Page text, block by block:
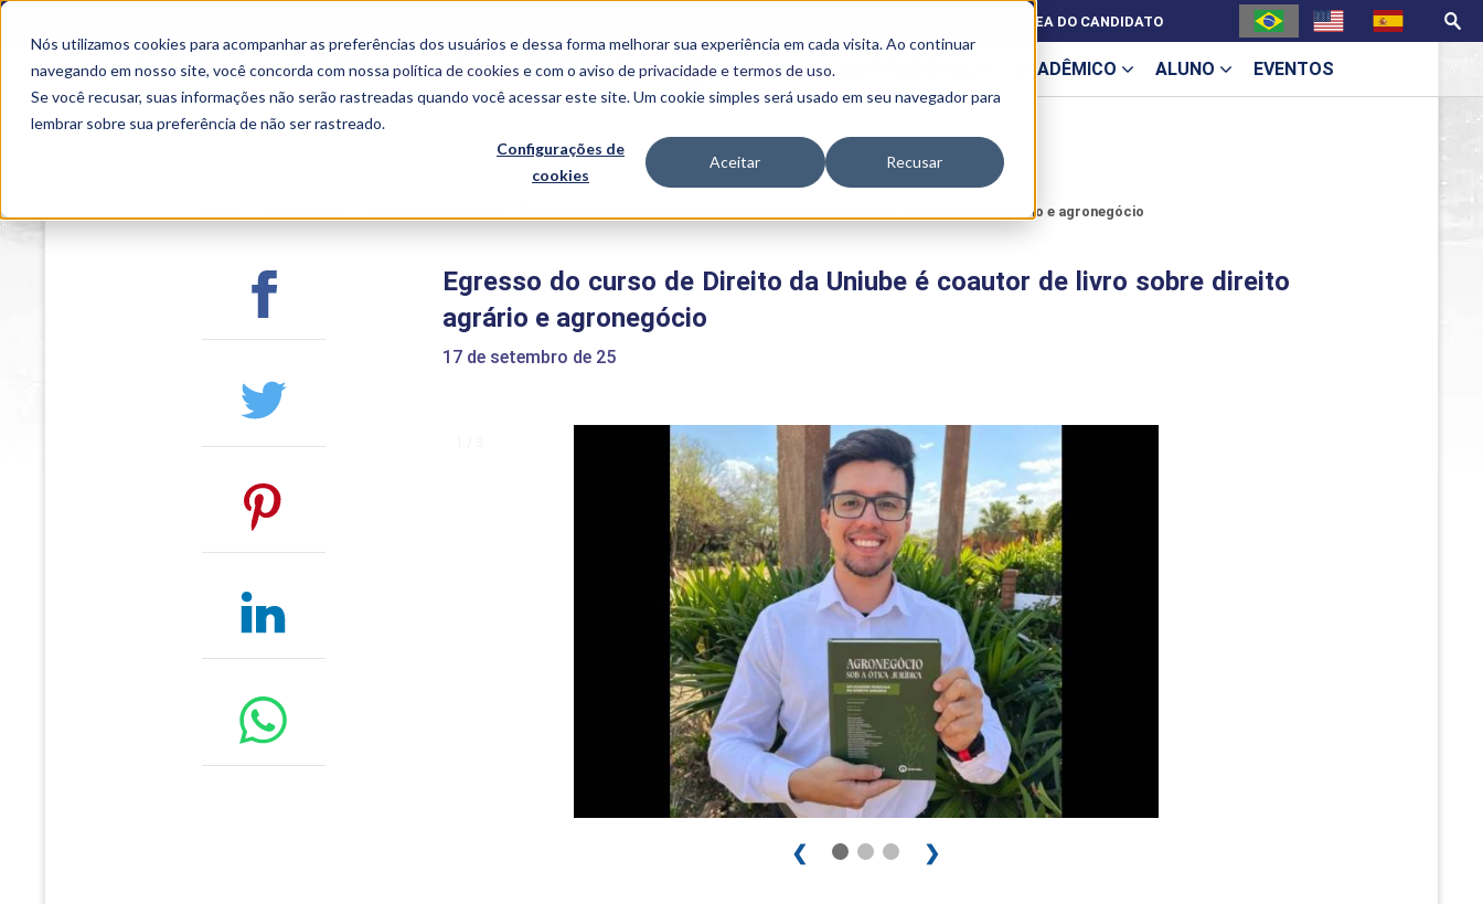
Nós utilizamos cookies para acompanhar as preferências dos usuários e dessa forma melhorar sua experiência em cada visita. Ao continuar
navegando em nosso site, você concorda com nossa política de cookies e com o aviso deprivacidade e termos de uso.
Se você recusar, suas informações não serão rastreadas quando você acessar este site. Um cookie simples será usado em seu navegador para
lembrar sobre sua preferência de não ser rastreado.
Configurações de
cookies
Aceitar Recusar
SEMIPRESENCIAL PRESENCIAL EAD BENEFÍCIOS ACADÊMICO
Acadêmicos
PIME
MPHU
Unitecne
PROES
PROPEPE
PROED
ALUNO EVENTOS
ÁREA DO CANDIDATO
Egresso do curso de Direito da Uniube é coautor de livro sobre direito agrário e agronegócio
Egresso do curso de Direito da Uniube é coautor de livro sobre direito
agrário e agronegócio
17 de setembro de 25
❮ ❯